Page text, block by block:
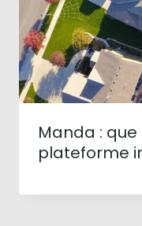
Manda :
plateforme